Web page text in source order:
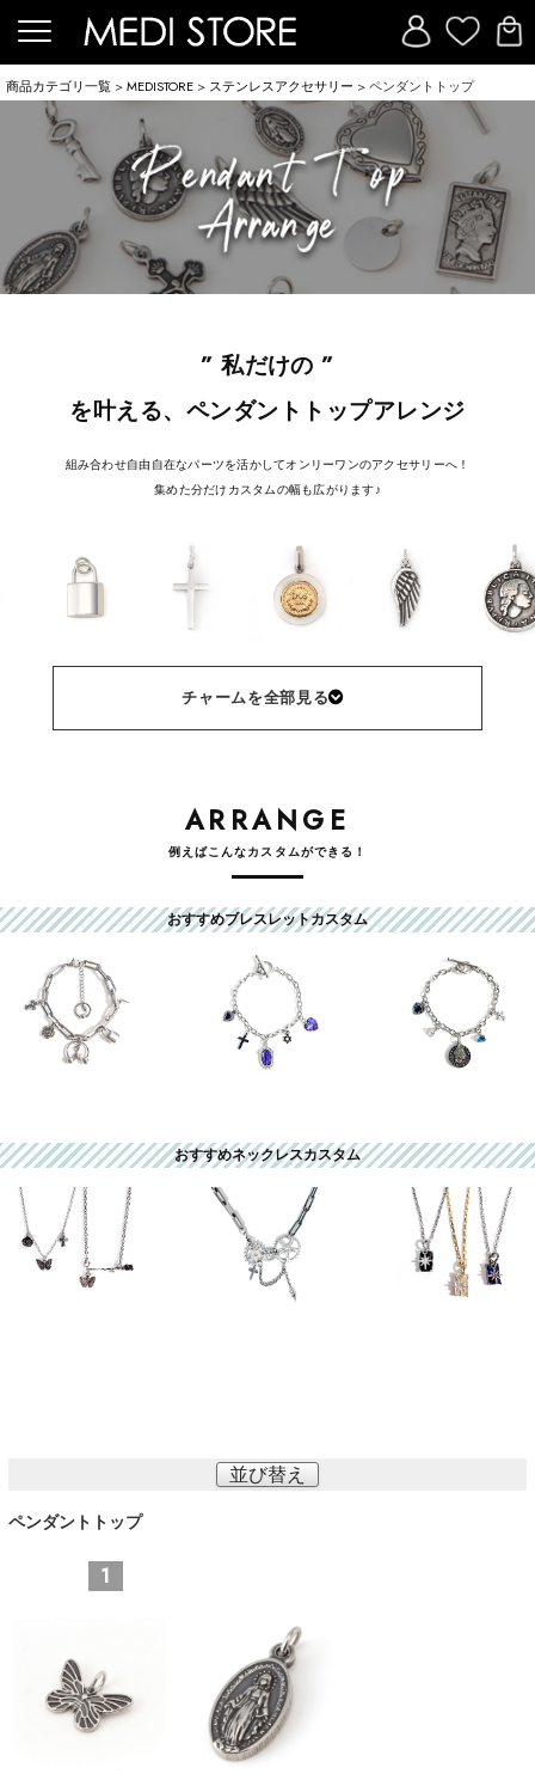
商品カテゴリ一覧 >MEDISTORE > ステンレスアクセサリー > ペンダントトップ
” 私だけの ”
を叶える、ペンダントトップアレンジ
組み合わせ自由自在なパーツを活かしてオンリーワンのアクセサリーへ！
集めた分だけカスタムの幅も広がります♪
チャームを全部見る
ARRANGE
例えばこんなカスタムができる！
おすすめブレスレットカスタム
おすすめネックレスカスタム
並び替え
ペンダントトップ
1